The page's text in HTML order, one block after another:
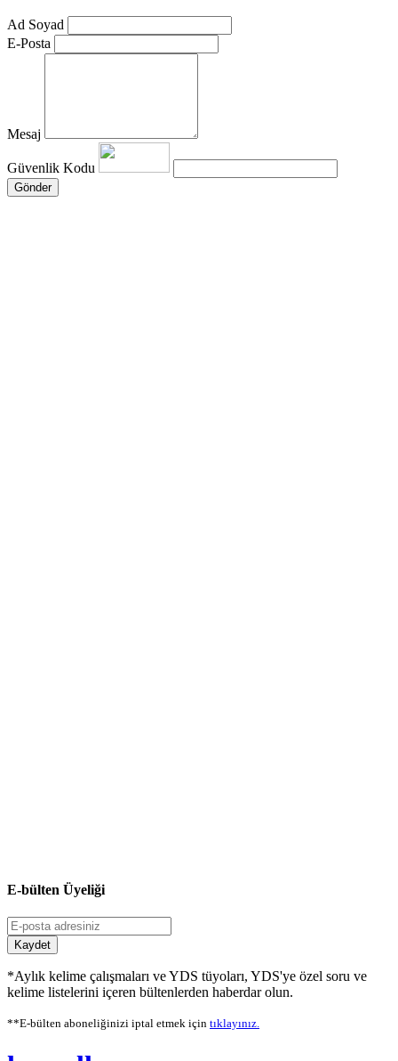
Ad Soyad
E-Posta
Mesaj
Güvenlik Kodu
Gönder
E-bülten Üyeliği
Kaydet
*Aylık kelime çalışmaları ve YDS tüyoları, YDS'ye özel soru ve
kelime listelerini içeren bültenlerden haberdar olun.
**E-bülten aboneliğinizi iptal etmek için tıklayınız.